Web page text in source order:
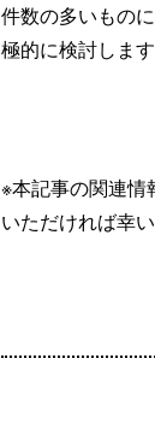
件数の多いもの
極的に検討します
※本記事の関連情
いただければ幸